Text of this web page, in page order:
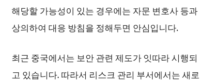
해당할 가능성이 있는 경우에는 자문 변호사 등과
상의하여 대응 방침을 정해두면 안심입니다.
최근 중국에서는 보안 관련 제도가 잇따라 시행되
고 있습니다. 따라서 리스크 관리 부서에서는 새로